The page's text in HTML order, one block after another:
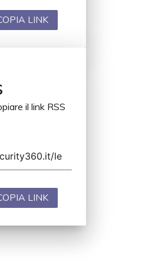
LINK
il link RSS
LINK